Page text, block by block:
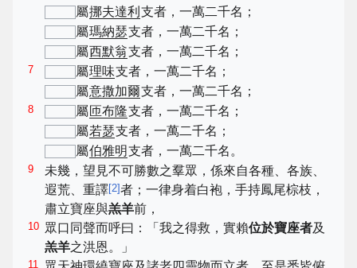
屬挪夫達利 支者，一萬二千名；
屬瑪納瑟支者，一萬二千名；
屬西默翁支者，一萬二千名；
7 屬理味支者，一萬二千名；
屬意撒加爾支者，一萬二千名；
8 屬匝布隆支者，一萬二千名；
屬若瑟支者，一萬二千名；
屬伯雅明支者，一萬二千名。
9
未幾，望見不可勝數之羣眾，係來自各種、各族、
遐荒、重譯[2]者；一律身着白袍，手持鳳尾棕枝，
肅立寶座與羔羊前，
10 眾口同聲而呼曰：「我之得救，實賴位於寶座者及
羔羊之洪恩。」
11